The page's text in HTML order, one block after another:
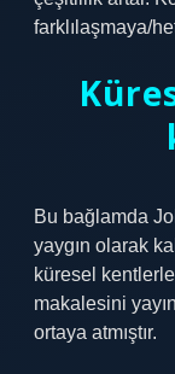
farklılaşmaya/
Bu bağlamda
yaygın olarak
küresel
makalesini
ortaya atmıştır.